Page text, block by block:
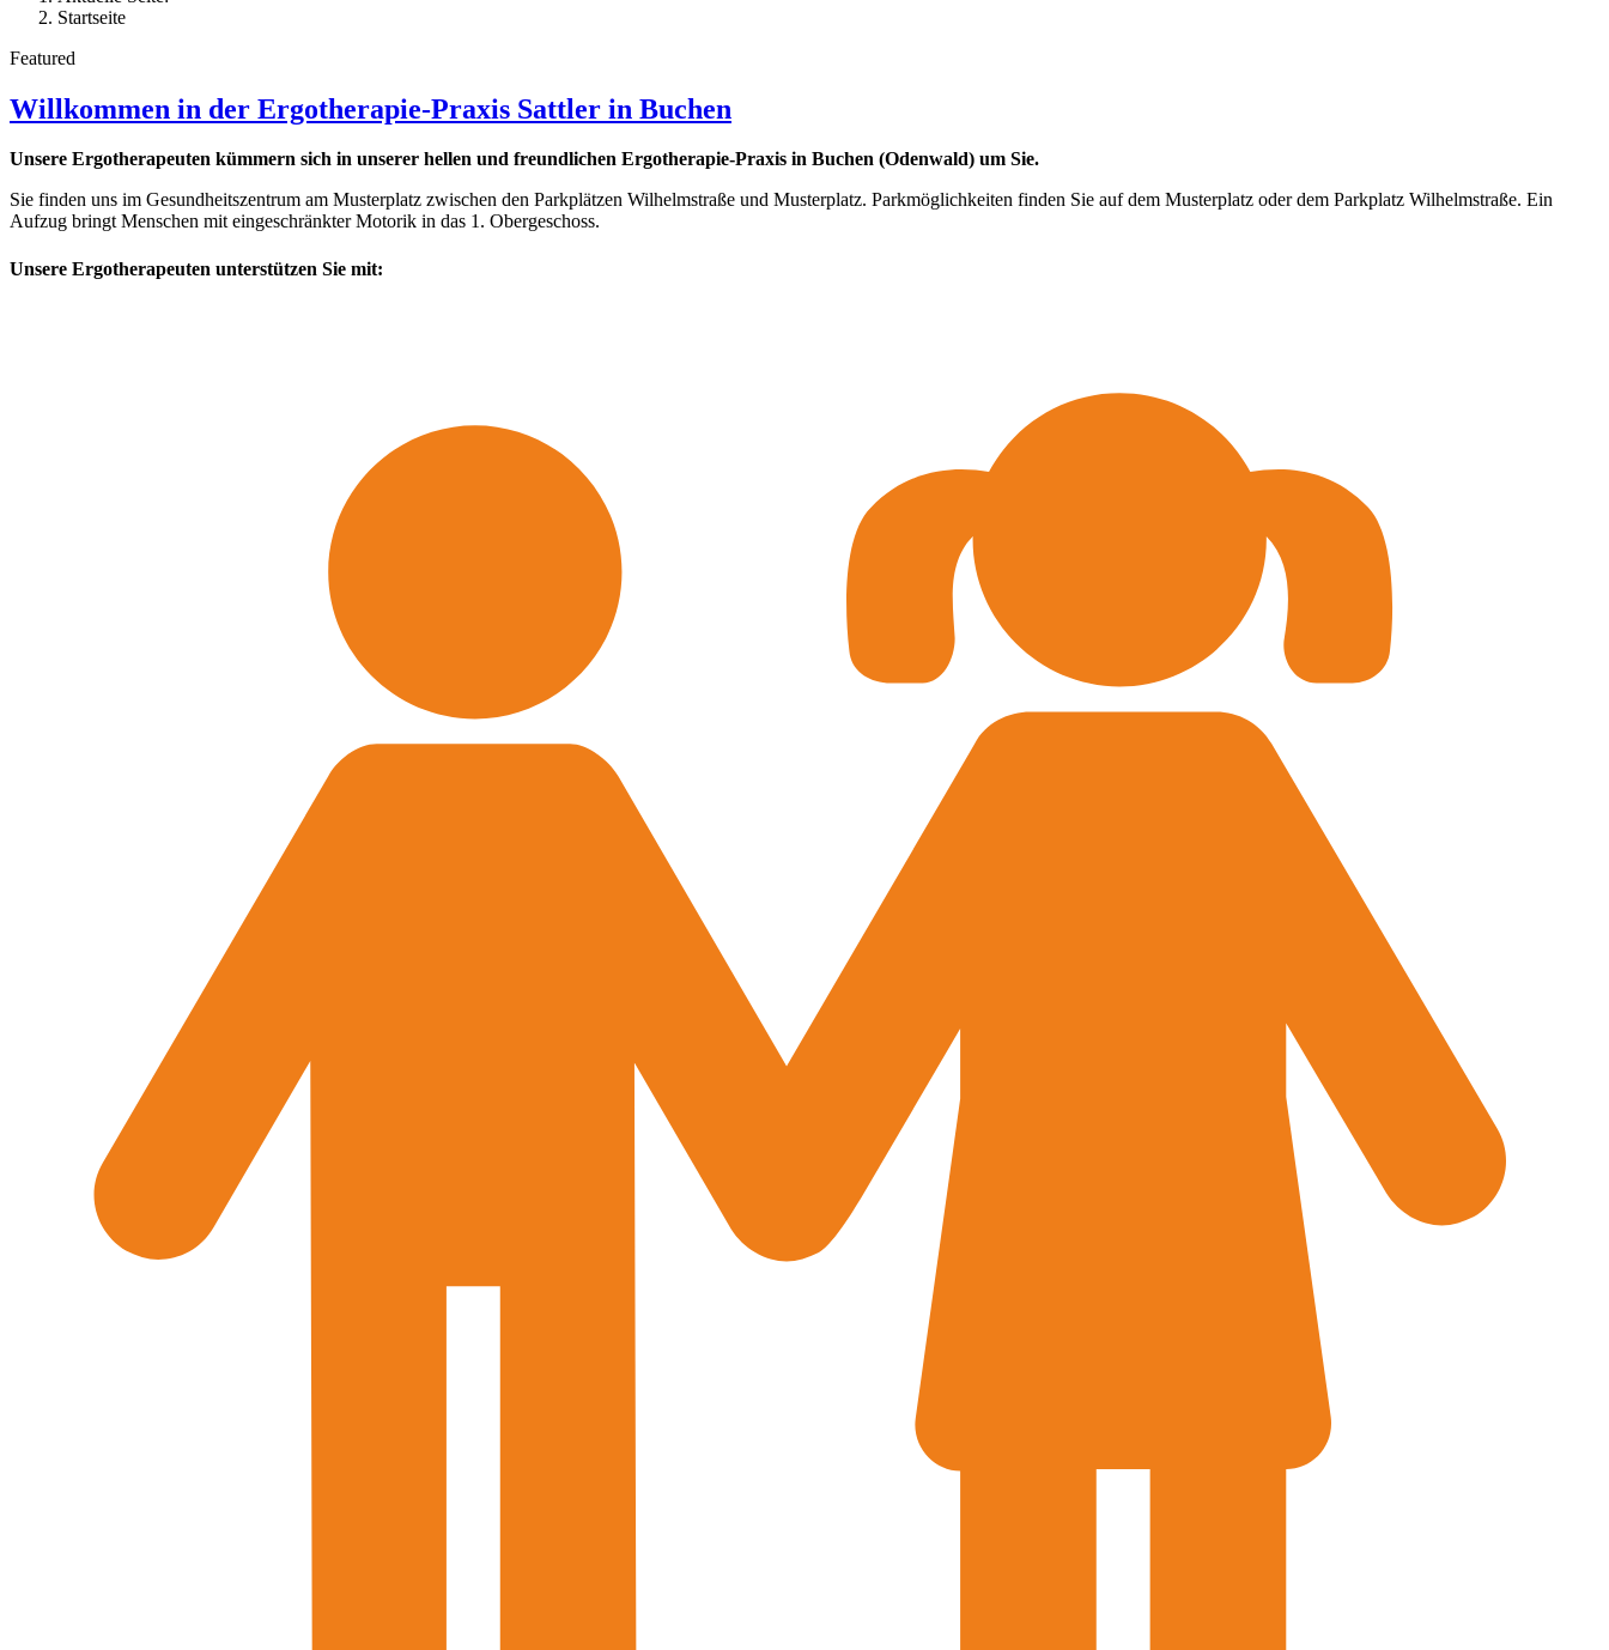
Startseite
Featured
Willkommen in der Ergotherapie-Praxis Sattler in Buchen
Unsere Ergotherapeuten kümmern sich in unserer hellen und freundlichen Ergotherapie-Praxis in Buchen (Odenwald) um Sie.
Sie finden uns im Gesundheitszentrum am Musterplatz zwischen den Parkplätzen Wilhelmstraße und Musterplatz. Parkmöglichkeiten finden Sie auf dem Musterplatz oder dem Parkplatz Wilhelmstraße. Ein
Aufzug bringt Menschen mit eingeschränkter Motorik in das 1. Obergeschoss.
Unsere Ergotherapeuten unterstützen Sie mit: